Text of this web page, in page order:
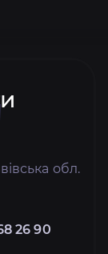
обл.
26 90